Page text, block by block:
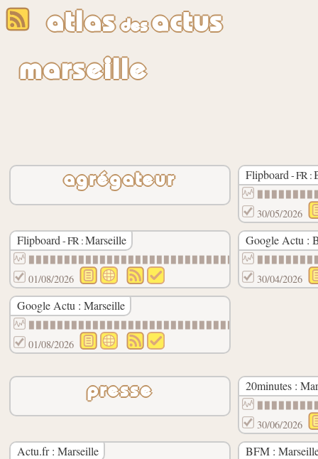
atlasdesactus
marseille
agrégateur Flipboard - FR :
30/05/2026
Flipboard - FR :Marseille
01/08/2026
Google Actu :
30/04/2026
Google Actu : Marseille
01/08/2026
presse 20minutes :
30/06/2026
Actu.fr : Marseille BFM :